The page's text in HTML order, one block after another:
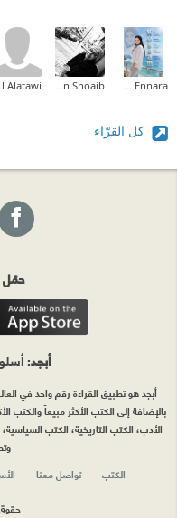
Wessam Ennara
Sherin Shoaib
كل القرّاء
حمّل
أبجد:
أبجد هو تطبيق القراءة رقم واحد في
بالإضافة إلى الكتب الأكثر مبيعاً
الأدب، الكتب التاريخية، الكتب
الكتب
تواصل معنا
حقوق